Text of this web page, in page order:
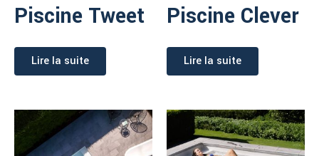
Piscine Tweet
Lire la suite
Piscine Clever
Lire la suite